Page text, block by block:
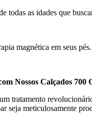
todas as idades que
magnética em seus
Nossos Calçados 700
tratamento
seja meticulosamente